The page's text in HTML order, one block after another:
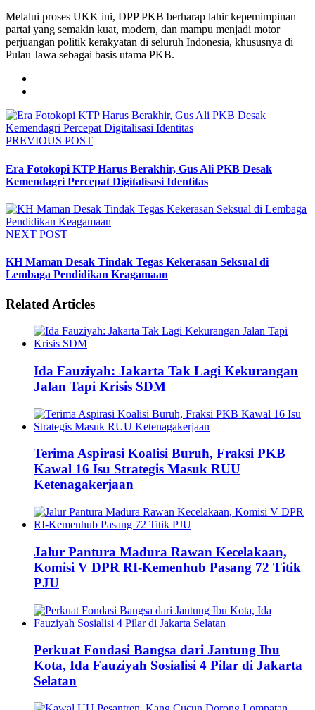
Melalui proses UKK ini, DPP PKB berharap lahir kepemimpinan
partai yang semakin kuat, modern, dan mampu menjadi motor
perjuangan politik kerakyatan di seluruh Indonesia, khususnya di
Pulau Jawa sebagai basis utama PKB.
PREVIOUS POST
Era Fotokopi KTP Harus Berakhir, Gus Ali PKB Desak
Kemendagri Percepat Digitalisasi Identitas
NEXT POST
KH Maman Desak Tindak Tegas Kekerasan Seksual di
Lembaga Pendidikan Keagamaan
Related Articles
Ida Fauziyah: Jakarta Tak Lagi Kekurangan
Jalan Tapi Krisis SDM
Terima Aspirasi Koalisi Buruh, Fraksi PKB
Kawal 16 Isu Strategis Masuk RUU
Ketenagakerjaan
Jalur Pantura Madura Rawan Kecelakaan,
Komisi V DPR RI-Kemenhub Pasang 72 Titik
PJU
Perkuat Fondasi Bangsa dari Jantung Ibu
Kota, Ida Fauziyah Sosialisi 4 Pilar di Jakarta
Selatan